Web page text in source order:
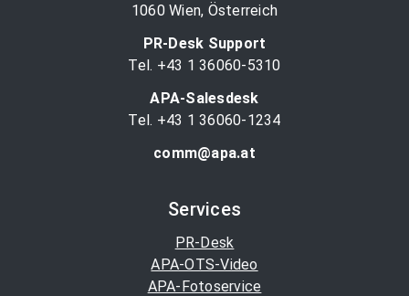
1060 Wien, Österreich
PR-Desk Support
Tel. +43 1 36060-5310
APA-Salesdesk
Tel. +43 1 36060-1234
comm@apa.at
Services
PR-Desk
APA-OTS-Video
APA-Fotoservice